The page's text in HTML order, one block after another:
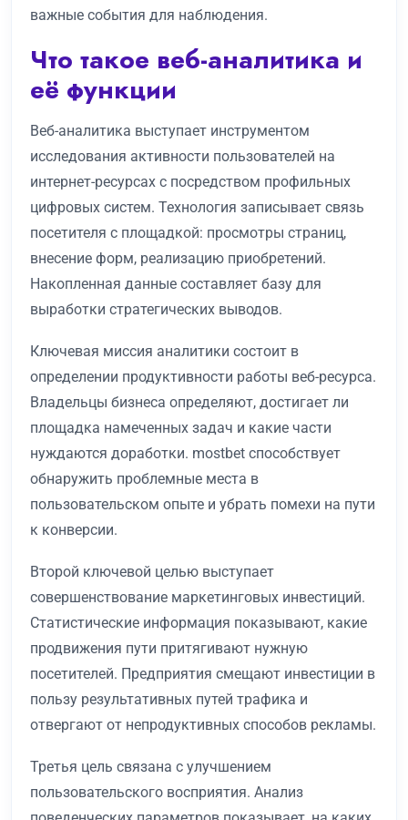
важные события для наблюдения.
Что такое веб-аналитика и
её функции
Веб-аналитика выступает инструментом
исследования активности пользователей на
интернет-ресурсах с посредством профильных
цифровых систем. Технология записывает связь
посетителя с площадкой: просмотры страниц,
внесение форм, реализацию приобретений.
Накопленная данные составляет базу для
выработки стратегических выводов.
Ключевая миссия аналитики состоит в
определении продуктивности работы веб-ресурса.
Владельцы бизнеса определяют, достигает ли
площадка намеченных задач и какие части
нуждаются доработки. mostbet способствует
обнаружить проблемные места в
пользовательском опыте и убрать помехи на пути
к конверсии.
Второй ключевой целью выступает
совершенствование маркетинговых инвестиций.
Статистические информация показывают, какие
продвижения пути притягивают нужную
посетителей. Предприятия смещают инвестиции в
пользу результативных путей трафика и
отвергают от непродуктивных способов рекламы.
Третья цель связана с улучшением
пользовательского восприятия. Анализ